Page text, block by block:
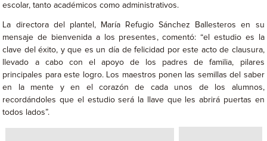
escolar, tanto académicos como administrativos.
La directora del plantel, María Refugio Sánchez Ballesteros en su
mensaje de bienvenida a los presentes, comentó: “el estudio es la
clave del éxito, y que es un día de felicidad por este acto de clausura,
llevado a cabo con el apoyo de los padres de familia, pilares
principales para este logro. Los maestros ponen las semillas del saber
en la mente y en el corazón de cada unos de los alumnos,
recordándoles que el estudio será la llave que les abrirá puertas en
todos lados”.